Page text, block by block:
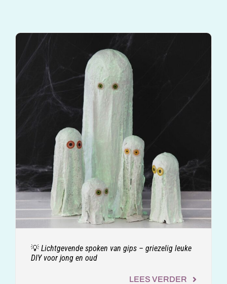
💡 Lichtgevende spoken van gips – griezelig leuke
DIY voor jong en oud
LEES VERDER